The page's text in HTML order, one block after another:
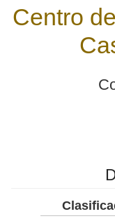
Centro